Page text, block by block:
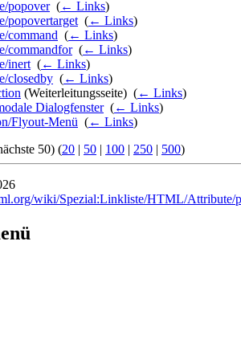
popover‎ (← Links)
popovertarget (← Links)
command (← Links)
commandfor‎ (← Links)
inert (← Links)
closedby (← Links)
(Weiterleitungsseite) ‎ (← Links)
Dialogfenster‎ (← Links)
Flyout-Menü (← Links)
50) (20 | 50 | 100 | 250 | 500)
wiki/Spezial:Linkliste/HTML/Attribute/